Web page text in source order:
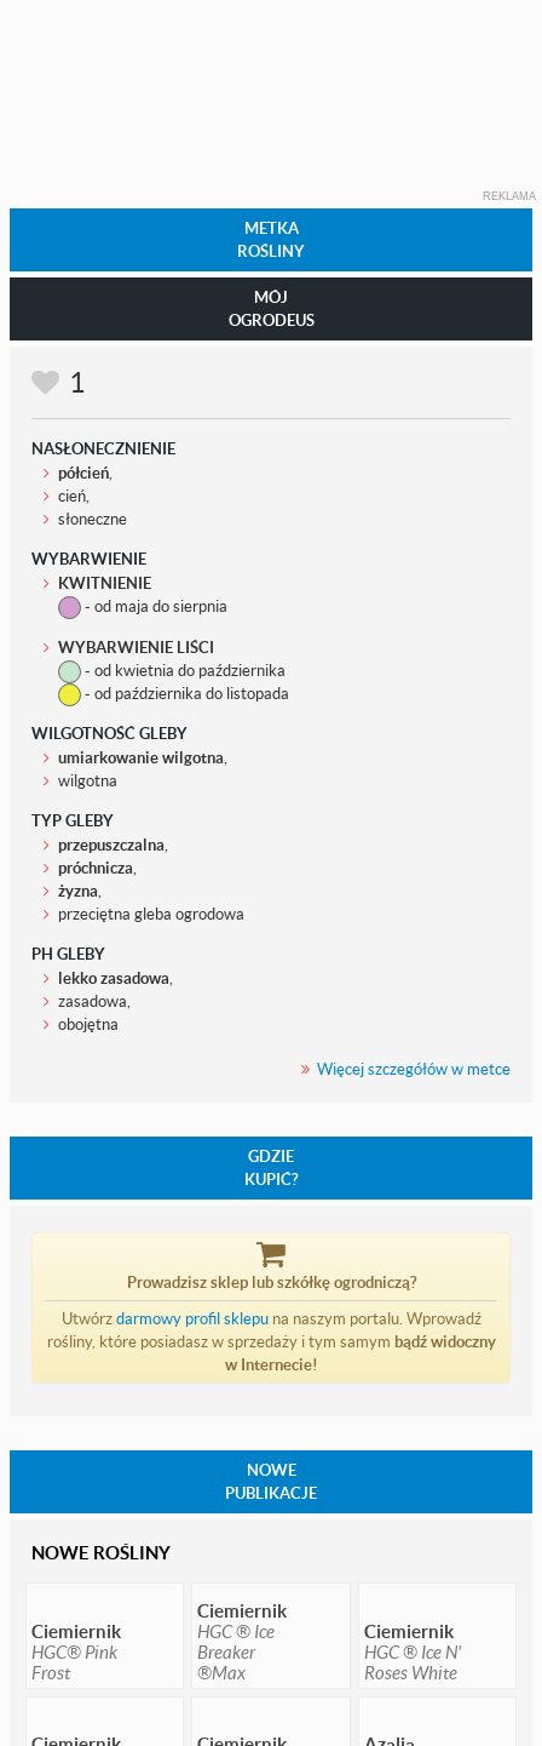
REKLAMA
METKA
ROŚLINY
MÓJ
OGRODEUS
1
NASŁONECZNIENIE
półcień,
cień,
słoneczne
WYBARWIENIE
KWITNIENIE
- od maja do sierpnia
WYBARWIENIE LIŚCI
- od kwietnia do października
- od października do listopada
WILGOTNOŚĆ GLEBY
umiarkowanie wilgotna,
wilgotna
TYP GLEBY
przepuszczalna,
próchnicza,
żyzna,
przeciętna gleba ogrodowa
PH GLEBY
lekko zasadowa,
zasadowa,
obojętna
Więcej szczegółów w metce
GDZIE
KUPIĆ?
Prowadzisz sklep lub szkółkę ogrodniczą?
Utwórzdarmowy profil sklepuna naszym portalu. Wprowadź
rośliny, które posiadasz w sprzedaży i tym samym bądź widoczny
w Internecie!
NOWE
PUBLIKACJE
NOWE ROŚLINY
Ciemiernik
HGC® Pink
Frost
Ciemiernik
HGC ® Ice
Breaker
®Max
Ciemiernik
HGC ® Ice N'
Roses White